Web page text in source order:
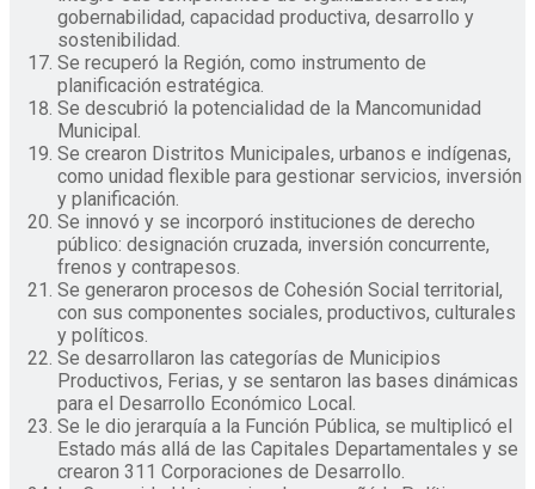
gobernabilidad, capacidad productiva, desarrollo y
sostenibilidad.
Se recuperó la Región, como instrumento de
planificación estratégica.
Se descubrió la potencialidad de la Mancomunidad
Municipal.
Se crearon Distritos Municipales, urbanos e indígenas,
como unidad flexible para gestionar servicios, inversión
y planificación.
Se innovó y se incorporó instituciones de derecho
público: designación cruzada, inversión concurrente,
frenos y contrapesos.
Se generaron procesos de Cohesión Social territorial,
con sus componentes sociales, productivos, culturales
y políticos.
Se desarrollaron las categorías de Municipios
Productivos, Ferias, y se sentaron las bases dinámicas
para el Desarrollo Económico Local.
Se le dio jerarquía a la Función Pública, se multiplicó el
Estado más allá de las Capitales Departamentales y se
crearon 311 Corporaciones de Desarrollo.